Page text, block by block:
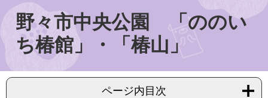
野々市中央公園 「ののい
ち椿館」・「椿山」
ページ内目次